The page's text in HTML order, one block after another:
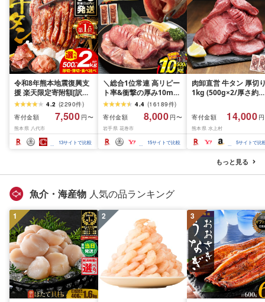
令和8年熊本地震復興支
援 楽天限定寄附額[訳あ
り]牛タン 500g〜2kg 肉
牛肉 訳あり 牛タン 冷凍
小分け 厚切り 薄切り 食
べ比べ 500g 1kg 1.5kg
2kg 牛 人気 ビーフ 牛た
ん ふるさと納税 ランキ
4.2 (2290件)
寄付金額
7,500 円〜
熊本県 八代市
13サイトで比較
＼総合1位常連 高リピー
ト率&衝撃の厚み10mm
厚切り牛タン 塩味/ ≪ス
ピード発送!!10営業日以
内発送≫ 選べる内容量
500g / 1kg 定期便 毎月
届く 牛肉 肉 BBQ ふるさ
と 人気 ランキング 岩手
4.4 (16189件)
寄付金額
8,000 円〜
岩手県 花巻市
15サイトで比較
肉卸直営 牛タン 厚切
1kg (500g×2/厚さ約
牛肉 焼肉 冷凍 スライ
業務用 バーベキュー
BBQ おつまみ ギフト
祝い お中元 夏ギフト
寄付金額 14,000
熊本県 水上村
5サイトで比
もっと見る
魚介・海産物 人気の品ランキング
1 2 3